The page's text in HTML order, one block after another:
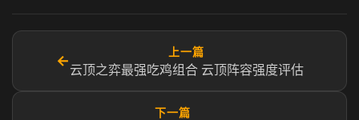
←
上一篇
云顶之弈最强吃鸡组合 云顶阵容强度评估
下一篇